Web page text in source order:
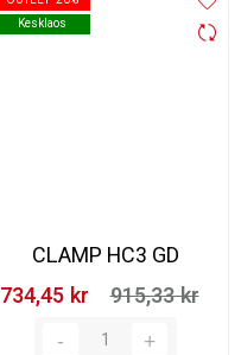
Kesklaos
Kesklaos
CLAMP HC3 GD
734,45 kr‎
915,33 kr‎